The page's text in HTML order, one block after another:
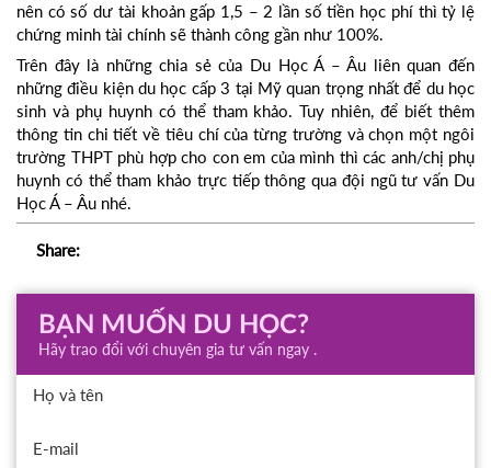
nên có số dư tài khoản gấp 1,5 – 2 lần số tiền học phí thì tỷ lệ
chứng minh tài chính sẽ thành công gần như 100%.
Trên đây là những chia sẻ của Du Học Á – Âu liên quan đến
những điều kiện du học cấp 3 tại Mỹ quan trọng nhất để du học
sinh và phụ huynh có thể tham khảo. Tuy nhiên, để biết thêm
thông tin chi tiết về tiêu chí của từng trường và chọn một ngôi
trường THPT phù hợp cho con em của mình thì các anh/chị phụ
huynh có thể tham khảo trực tiếp thông qua đội ngũ tư vấn Du
Học Á – Âu nhé.
Share:
BẠN MUỐN DU HỌC?
Hãy trao đổi với chuyên gia tư vấn ngay .
Họ và tên
E-mail